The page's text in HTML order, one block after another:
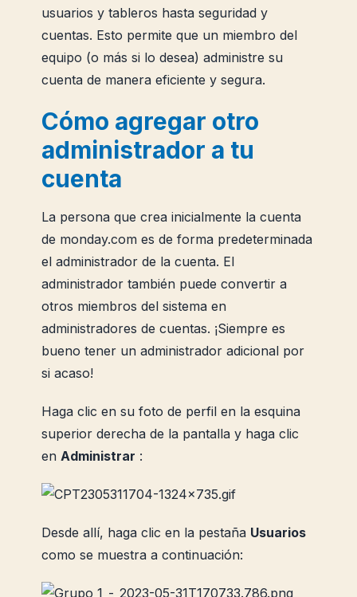
usuarios y tableros hasta seguridad y
cuentas. Esto permite que un miembro del
equipo (o más si lo desea) administre su
cuenta de manera eficiente y segura.
Cómo agregar otro
administrador a tu
cuenta
La persona que crea inicialmente la cuenta
de monday.com es de forma predeterminada
el administrador de la cuenta. El
administrador también puede convertir a
otros miembros del sistema en
administradores de cuentas. ¡Siempre es
bueno tener un administrador adicional por
si acaso!
Haga clic en su foto de perfil en la esquina
superior derecha de la pantalla y haga clic
en Administrar :
Desde allí, haga clic en la pestaña Usuarios
como se muestra a continuación: